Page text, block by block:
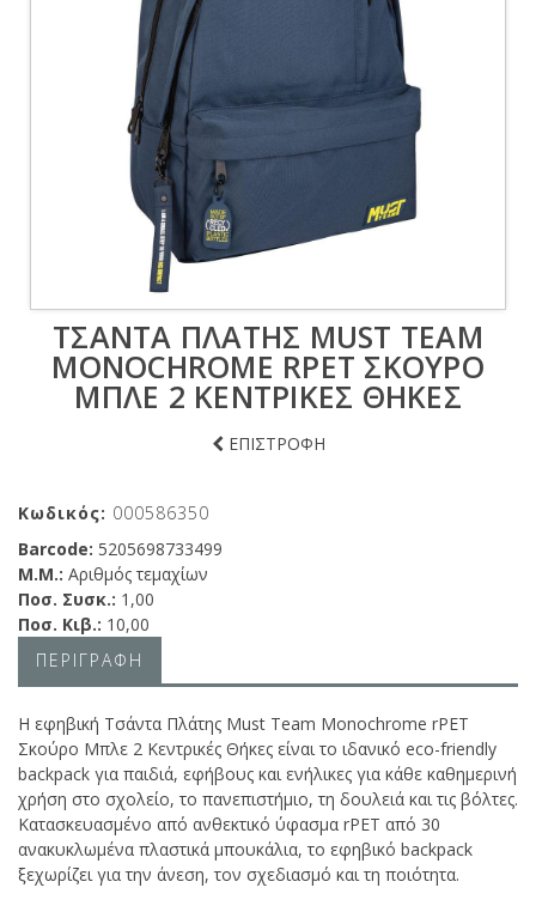
ΤΣΆΝΤΑ ΠΛΆΤΗΣ MUST TEAM
MONOCHROME RPET ΣΚΟΎΡΟ
ΜΠΛΕ 2 ΚΕΝΤΡΙΚΈΣ ΘΉΚΕΣ
ΕΠΙΣΤΡΟΦΗ
Κωδικός: 000586350
Barcode: 5205698733499
Μ.Μ.: Αριθμός τεμαχίων
Ποσ. Συσκ.: 1,00
Ποσ. Κιβ.: 10,00
ΠΕΡΙΓΡΑΦΗ
Η εφηβική Τσάντα Πλάτης Must Team Monochrome rPET
Σκούρο Μπλε 2 Κεντρικές Θήκες είναι το ιδανικό eco-friendly
backpack για παιδιά, εφήβους και ενήλικες για κάθε καθημερινή
χρήση στο σχολείο, το πανεπιστήμιο, τη δουλειά και τις βόλτες.
Κατασκευασμένο από ανθεκτικό ύφασμα rPET από 30
ανακυκλωμένα πλαστικά μπουκάλια, το εφηβικό backpack
ξεχωρίζει για την άνεση, τον σχεδιασμό και τη ποιότητα.